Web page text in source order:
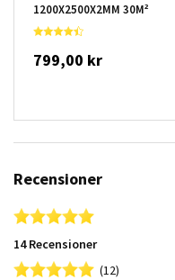
1200X2500X2MM 30M²
799,00 kr
Recensioner
4.8 star rating
14 Recensioner
(12)